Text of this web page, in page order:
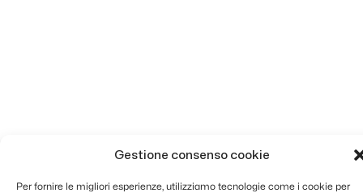
Gestione consenso cookie
Per fornire le migliori esperienze, utilizziamo tecnologie come i cookie per